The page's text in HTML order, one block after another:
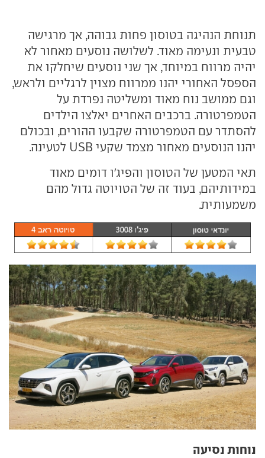
תנוחת הנהיגה בטוסון פחות גבוהה, אך מרגישה
טבעית ונעימה מאוד. לשלושה נוסעים מאחור לא
יהיה מרווח במיוחד, אך שני נוסעים שיחלקו את
הספסל האחורי יהנו ממרווח מצוין לרגליים ולראש,
וגם ממושב נוח מאוד ומשליטה נפרדת על
הטמפרטורה. ברכבים האחרים יאלצו הילדים
להסתדר עם הטמפרטורה שקבעו ההורים, ובכולם
יהנו הנוסעים מאחור מצמד שקעי USB לטעינה.
תאי המטען של הטוסון והפיג'ו דומים מאוד
במידותיהם, בעוד זה של הטויוטה גדול מהם
משמעותית.
נוחות נסיעה